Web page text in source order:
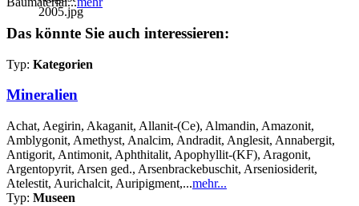
Das könnte Sie auch interessieren:
Typ: Kategorien
Mineralien
Achat, Aegirin, Akaganit, Allanit-(Ce), Almandin, Amazonit,
Amblygonit, Amethyst, Analcim, Andradit, Anglesit, Annabergit,
Antigorit, Antimonit, Aphthitalit, Apophyllit-(KF), Aragonit,
Argentopyrit, Arsen ged., Arsenbrackebuschit, Arseniosiderit,
Atelestit, Aurichalcit, Auripigment,...mehr...
Typ: Museen